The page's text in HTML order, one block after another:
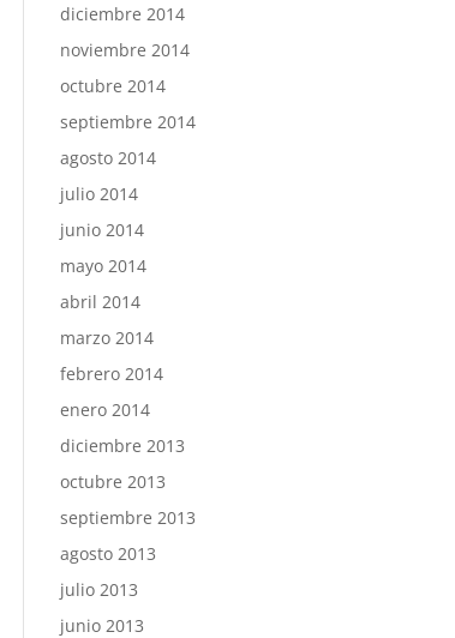
diciembre 2014
noviembre 2014
octubre 2014
septiembre 2014
agosto 2014
julio 2014
junio 2014
mayo 2014
abril 2014
marzo 2014
febrero 2014
enero 2014
diciembre 2013
octubre 2013
septiembre 2013
agosto 2013
julio 2013
junio 2013